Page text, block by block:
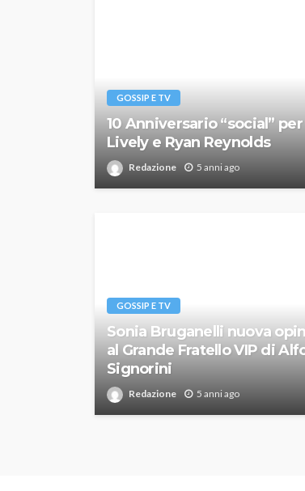
GOSSIP E TV
10 Anniversario “social”
Lively e Ryan Reynolds
Redazione 5 anni ago
GOSSIP E TV
Sonia Bruganelli nuova
al Grande Fratello VIP di
Signorini
Redazione 5 anni ago